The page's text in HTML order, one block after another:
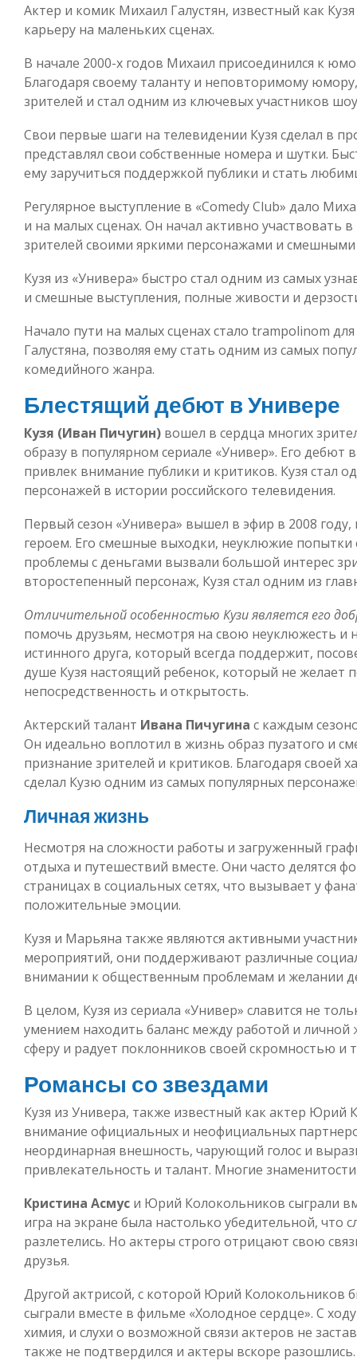
Актер и комик Михаил Галустян, известный как
карьеру на маленьких сценах.
В начале 2000-х годов Михаил присоединился к
Благодаря своему таланту и неповторимому
зрителей и стал одним из ключевых участников
Свои первые шаги на телевидении Кузя сделал в
представлял свои собственные номера и шутки.
ему заручиться поддержкой публики и стать
Регулярное выступление в «Comedy Club» дало
и на малых сценах. Он начал активно участвовать
зрителей своими яркими персонажами и смешными
Кузя из «Универа» быстро стал одним из самых
и смешные выступления, полные живости и
Начало пути на малых сценах стало trampolinom
Галустяна, позволяя ему стать одним из самых
комедийного жанра.
Блестящий дебют в Универе
Кузя (Иван Пичугин) вошел в сердца многих
образу в популярном сериале «Универ». Его дебют
привлек внимание публики и критиков. Кузя стал
персонажей в истории российского телевидения.
Первый сезон «Универа» вышел в эфир в 2008
героем. Его смешные выходки, неуклюжие попытки
проблемы с деньгами вызвали большой интерес
второстепенный персонаж, Кузя стал одним из
Отличительной особенностью Кузи является его
помочь друзьям, несмотря на свою неуклюжесть и
истинного друга, который всегда поддержит,
душе Кузя настоящий ребенок, который не желает
непосредственность и открытость.
Актерский талант Ивана Пичугина с каждым
Он идеально воплотил в жизнь образ пузатого и
признание зрителей и критиков. Благодаря своей
сделал Кузю одним из самых популярных
Личная жизнь
Несмотря на сложности работы и загруженный
отдыха и путешествий вместе. Они часто делятся
страницах в социальных сетях, что вызывает у
положительные эмоции.
Кузя и Марьяна также являются активными
мероприятий, они поддерживают различные
внимании к общественным проблемам и желании
В целом, Кузя из сериала «Универ» славится не
умением находить баланс между работой и личной
сферу и радует поклонников своей скромностью и
Романсы со звездами
Кузя из Универа, также известный как актер Юрий
внимание официальных и неофициальных
неординарная внешность, чарующий голос и
привлекательность и талант. Многие
Кристина Асмус и Юрий Колокольников сыграли
игра на экране была настолько убедительной, что
разлетелись. Но актеры строго отрицают свою
друзья.
Другой актрисой, с которой Юрий Колокольников
сыграли вместе в фильме «Холодное сердце». С
химия, и слухи о возможной связи актеров не
также не подтвердился и актеры вскоре разошлись.